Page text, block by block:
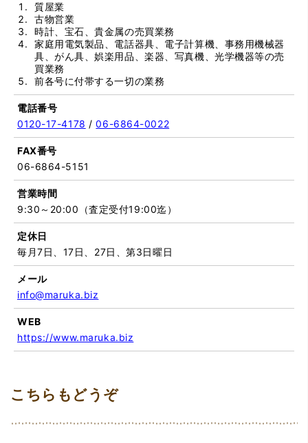
質屋業
古物営業
時計、宝石、貴金属の売買業務
家庭用電気製品、電話器具、電子計算機、事務用機械器
具、がん具、娯楽用品、楽器、写真機、光学機器等の売
買業務
前各号に付帯する一切の業務
電話番号
0120-17-4178 /06-6864-0022
FAX番号
06-6864-5151
営業時間
9:30～20:00（査定受付19:00迄）
定休日
毎月7日、17日、27日、第3日曜日
メール
info@maruka.biz
WEB
https://www.maruka.biz